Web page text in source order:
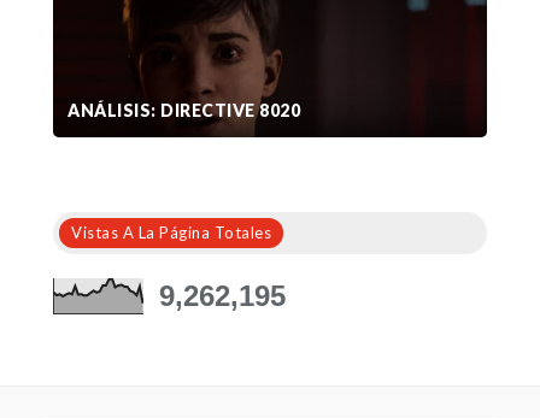
ANÁLISIS: DIRECTIVE 8020
Vistas A La Página Totales
9,262,195